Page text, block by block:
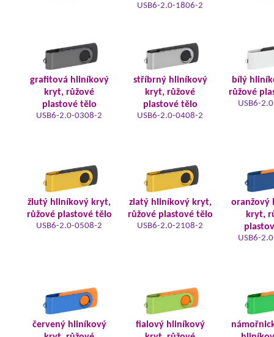
USB6-2.0-1806-2
grafitová hliníkový
kryt, růžové
plastové tělo
USB6-2.0-0308-2
stříbrný hliníkový
kryt, růžové
plastové tělo
USB6-2.0-0408-2
bílý
růžové
USB6-
žlutý hliníkový kryt,
růžové plastové tělo
USB6-2.0-0508-2
zlatý hliníkový kryt,
růžové plastové tělo
USB6-2.0-2108-2
oranžový
kryt,
USB6-
červený hliníkový
fialový hliníkový